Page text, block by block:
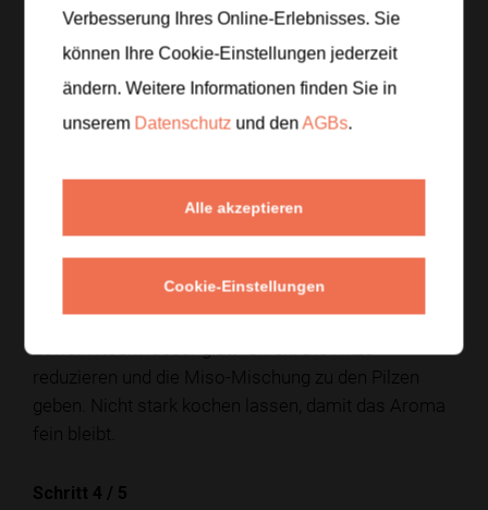
macht. Pilze putzen und in mundgerechte Stücke
schneiden.
bekommen, bevor Salz dazukommt. So bleiben sie
Miso mit Sojasauce, etwas Sesamöl und ein paar
Löffeln Kochwasser glatt rühren. Die Hitze
reduzieren und die Miso-Mischung zu den Pilzen
geben. Nicht stark kochen lassen, damit das Aroma
fein bleibt.
Schritt 4 / 5
Verbesserung Ihres Online-Erlebnisses. Sie
können Ihre Cookie-Einstellungen jederzeit
ändern. Weitere Informationen finden Sie in
unserem Datenschutz und denAGBs.
Alle akzeptieren
Cookie-Einstellungen